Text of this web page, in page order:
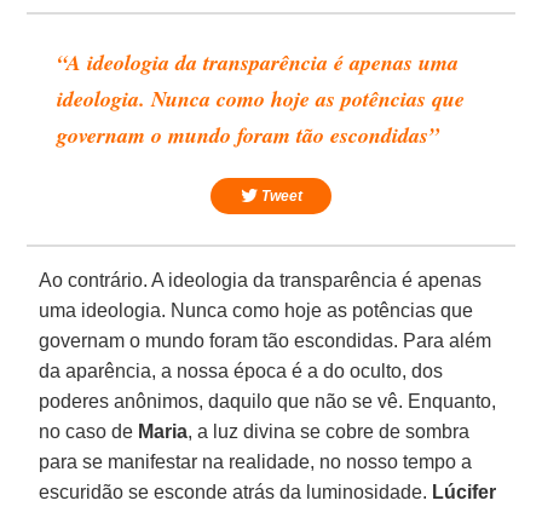
“A ideologia da transparência é apenas uma
ideologia. Nunca como hoje as potências que
governam o mundo foram tão escondidas”
Tweet
Ao contrário. A ideologia da transparência é apenas
uma ideologia. Nunca como hoje as potências que
governam o mundo foram tão escondidas. Para além
da aparência, a nossa época é a do oculto, dos
poderes anônimos, daquilo que não se vê. Enquanto,
no caso de Maria, a luz divina se cobre de sombra
para se manifestar na realidade, no nosso tempo a
escuridão se esconde atrás da luminosidade. Lúcifer